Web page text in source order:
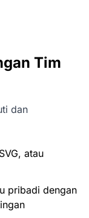
Tim
dan
atau
pribadi dengan